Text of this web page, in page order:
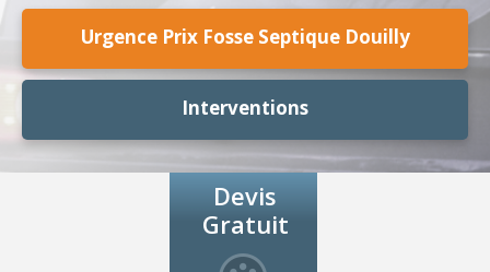
Urgence Prix Fosse Septique Douilly
Interventions
Devis
Gratuit